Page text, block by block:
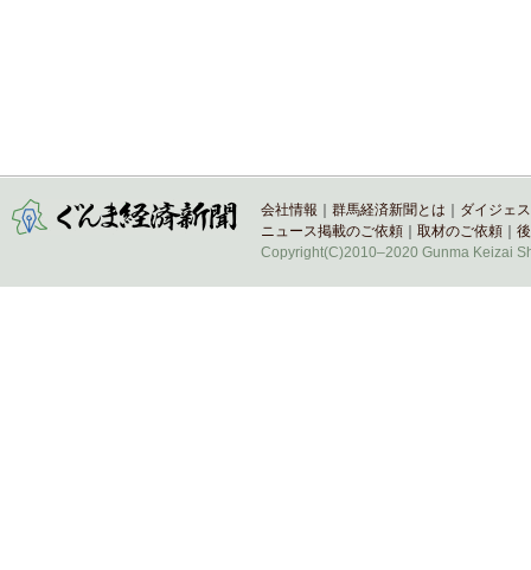
会社情報 群馬経済新聞とは
ダイジェ
ニュース掲載のご依頼
取材のご依頼
Copyright(C)2010–2020 Gunma Keizai